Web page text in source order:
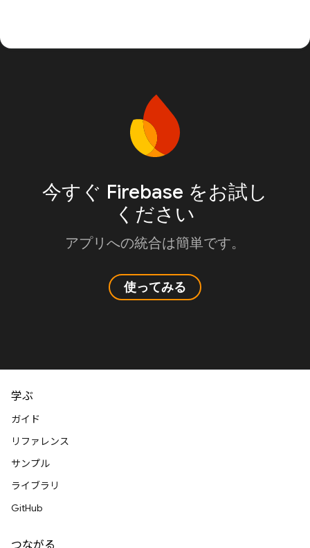
今すぐ Firebase をお試し
ください
アプリへの統合は簡単です。
使ってみる
学ぶ
ガイド
リファレンス
サンプル
ライブラリ
GitHub
つながる